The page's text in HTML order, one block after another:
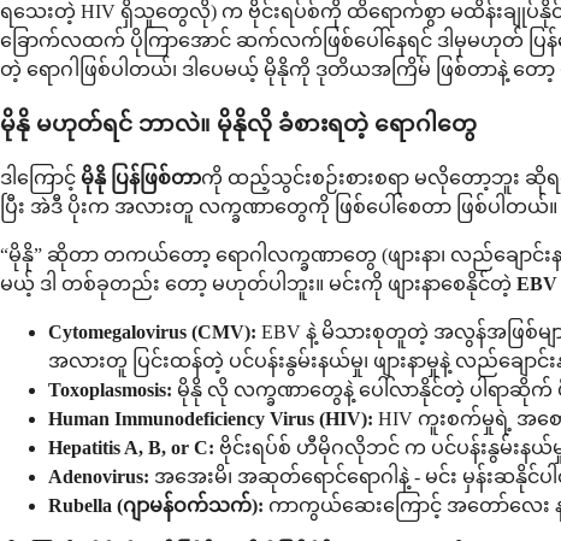
ရသေးတဲ့ HIV ရှိသူတွေလို) က ဗိုင်းရပ်စ်ကို ထိရောက်စွာ မထိန်းချုပ်
ခြောက်လထက် ပိုကြာအောင် ဆက်လက်ဖြစ်ပေါ်နေရင် ဒါမှမဟုတ် ပြန်
တဲ့ ရောဂါဖြစ်ပါတယ်၊ ဒါပေမယ့် မိုနိုကို ဒုတိယအကြိမ် ဖြစ်တာနဲ့ တော့
မိုနို မဟုတ်ရင် ဘာလဲ။ မိုနိုလို ခံစားရတဲ့ ရောဂါတွေ
ဒါကြောင့် မိုနို ပြန်ဖြစ်တာကို ထည့်သွင်းစဉ်းစားစရာ မလိုတော့ဘူး ဆိုရ
ပြီး အဲဒီ ပိုးက အလားတူ လက္ခဏာတွေကို ဖြစ်ပေါ်စေတာ ဖြစ်ပါတယ်။
“မိုနို” ဆိုတာ တကယ်တော့ ရောဂါလက္ခဏာတွေ (ဖျားနာ၊ လည်ချောင်းန
မယ့် ဒါ တစ်ခုတည်း တော့ မဟုတ်ပါဘူး။ မင်းကို ဖျားနာစေနိုင်တဲ့
Cytomegalovirus (CMV): EBV နဲ့ မိသားစုတူတဲ့ အလွန်အဖြစ်မျ
အလားတူ ပြင်းထန်တဲ့ ပင်ပန်းနွမ်းနယ်မှု၊ ဖျားနာမှုနဲ့ လည်ချော
Toxoplasmosis: မိုနို လို လက္ခဏာတွေနဲ့ ပေါ်လာနိုင်တဲ့ ပါရာဆိုက်
Human Immunodeficiency Virus (HIV): HIV ကူးစက်မှုရဲ့ အစေ
Hepatitis A, B, or C: ဗိုင်းရပ်စ် ဟီမိုဂလိုဘင် က ပင်ပန်းနွမ်းနယ်မှု
Adenovirus: အအေးမိ၊ အဆုတ်ရောင်ရောဂါနဲ့ - မင်း မှန်းဆ
Rubella (ဂျာမန်ဝက်သက်): ကာကွယ်ဆေးကြောင့် အတော်လေး နည်